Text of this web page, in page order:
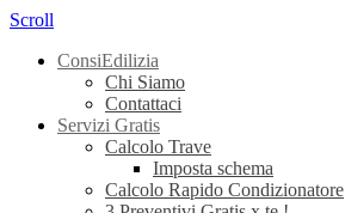
Scroll
ConsiEdilizia
Chi Siamo
Contattaci
Servizi Gratis
Calcolo Trave
Imposta schema
Calcolo Rapido Condizionatore